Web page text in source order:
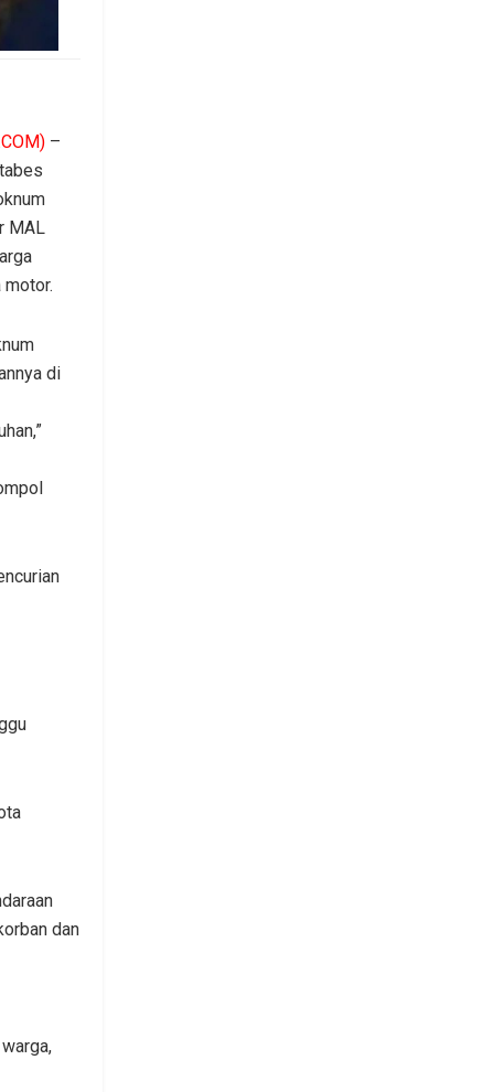
–
MAL
motor.
di
dan